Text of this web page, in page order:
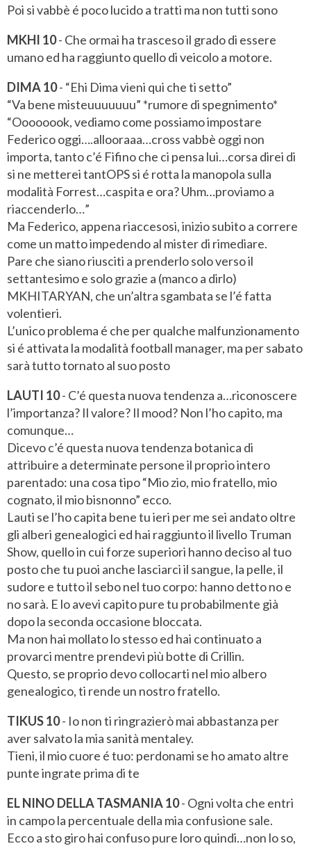
Poi si vabbè é poco lucido a tratti ma non tutti sono
MKHI 10- Che ormai ha trasceso il grado di essere
umano ed ha raggiunto quello di veicolo a motore.
DIMA 10- “Ehi Dima vieni qui che ti setto”
“Va bene misteuuuuuuu” *rumore di spegnimento*
“Oooooook, vediamo come possiamo impostare
Federico oggi….allooraaa…cross vabbè oggi non
importa, tanto c’é Fifino che ci pensa lui…corsa direi di
si ne metterei tantOPS si é rotta la manopola sulla
modalità Forrest…caspita e ora? Uhm…proviamo a
riaccenderlo…”
Ma Federico, appena riaccesosi, inizio subito a correre
come un matto impedendo al mister di rimediare.
Pare che siano riusciti a prenderlo solo verso il
settantesimo e solo grazie a (manco a dirlo)
MKHITARYAN, che un’altra sgambata se l’é fatta
volentieri.
L’unico problema é che per qualche malfunzionamento
si é attivata la modalità football manager, ma per sabato
sarà tutto tornato al suo posto
LAUTI 10- C’é questa nuova tendenza a…riconoscere
l’importanza? Il valore? Il mood? Non l’ho capito, ma
comunque…
Dicevo c’é questa nuova tendenza botanica di
attribuire a determinate persone il proprio intero
parentado: una cosa tipo “Mio zio, mio fratello, mio
cognato, il mio bisnonno” ecco.
Lauti se l’ho capita bene tu ieri per me sei andato oltre
gli alberi genealogici ed hai raggiunto il livello Truman
Show, quello in cui forze superiori hanno deciso al tuo
posto che tu puoi anche lasciarci il sangue, la pelle, il
sudore e tutto il sebo nel tuo corpo: hanno detto no e
no sarà. E lo avevi capito pure tu probabilmente già
dopo la seconda occasione bloccata.
Ma non hai mollato lo stesso ed hai continuato a
provarci mentre prendevi più botte di Crillin.
Questo, se proprio devo collocarti nel mio albero
genealogico, ti rende un nostro fratello.
TIKUS 10- Io non ti ringrazierò mai abbastanza per
aver salvato la mia sanità mentaley.
Tieni, il mio cuore é tuo: perdonami se ho amato altre
punte ingrate prima di te
EL NINO DELLA TASMANIA 10- Ogni volta che entri
in campo la percentuale della mia confusione sale.
Ecco a sto giro hai confuso pure loro quindi…non lo so,